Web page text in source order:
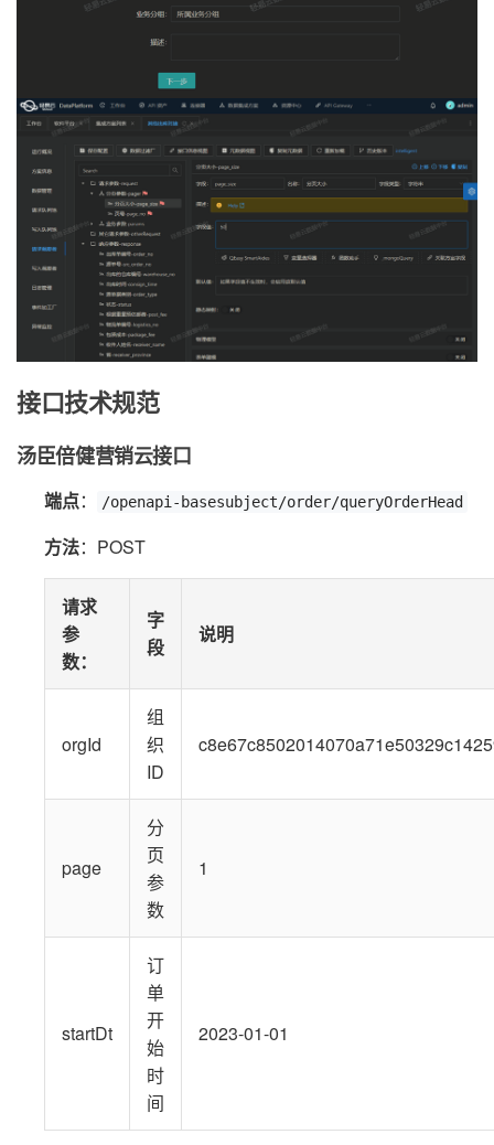
接口技术规范
汤臣倍健营销云接口
端点： /openapi-basesubject/order/queryOrderHead
方法：POST
请求
参
数：
字
段
说明
orgId
组
织
ID
page
分
页
参
数
1
startDt
订
单
开
始
时
间
2023-01-01